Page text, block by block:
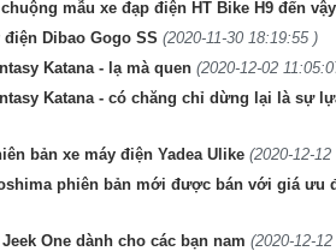
mẫu xe đạp điện HT Bike H9 đến
Dibao Gogo SS (2020-11-30 18:19:55 )
Katana - lạ mà quen (2020-12-02
Katana - có chăng chỉ dừng lại là sự
bản xe máy điện Yadea Ulike (2020-12-
phiên bản mới được bán với giá ưu
One dành cho các bạn nam (2020-12-